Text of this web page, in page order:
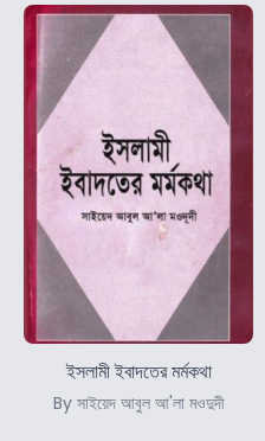
ইসলামী ইবাদতের মর্মকথা
By সাইয়েদ আবুল আ'লা মওদুদী